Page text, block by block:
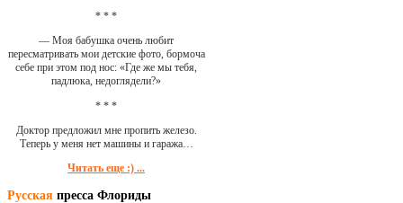
* * *
— Моя бабушка очень любит
пересматривать мои детские фото, бормоча
себе при этом под нос: «Где же мы тебя,
падлюка, недоглядели?»
* * *
Доктор предложил мне пропить железо.
Теперь у меня нет машины и гаража…
Читать еще :) ...
Русская пресса Флориды